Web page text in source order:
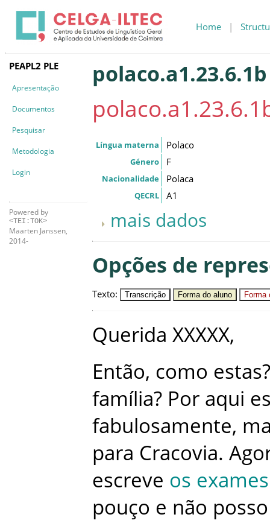
Home |
PEAPL2 PLE
Apresentação
Documentos
Pesquisar
Metodologia
Login
Powered by
<TEI:TOK>
Maarten Janssen,
2014-
polaco.a1.23.6.1b
Língua materna Polaco
Género F
Nacionalidade Polaca
QECRL A1
mais dados
Opções de
Texto: Transcrição Forma do aluno Forma
Querida XXXXX,
Então, como estas?
família? Por aqui
fabulosamente,
para Cracovia.
escreve os exames
pouço e não posso